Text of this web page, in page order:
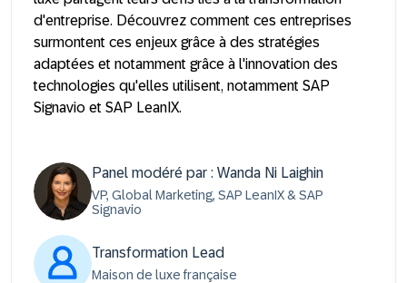
d'entreprise. Découvrez comment ces entreprises
surmontent ces enjeux grâce à des stratégies
adaptées et notamment grâce à l'innovation des
technologies qu'elles utilisent, notamment SAP
Signavio et SAP LeanIX.
Panel modéré par : Wanda Ni Laighin
VP, Global Marketing, SAP LeanIX & SAP
Signavio
Transformation Lead
Maison de luxe française